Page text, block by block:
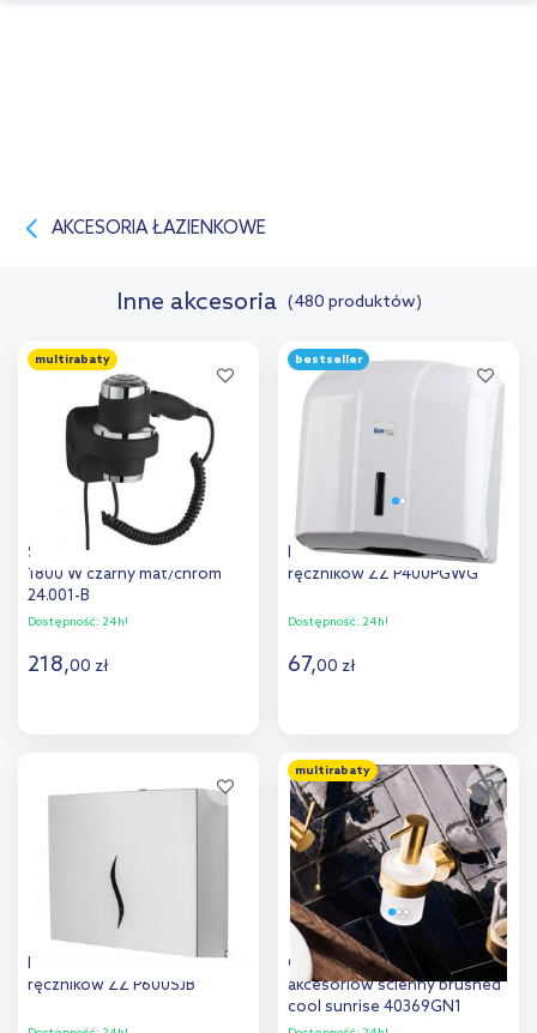
AKCESORIA ŁAZIENKOWE
Inne akcesoria (480 produktów)
multirabaty
Stella suszarka do włosów
1800 W czarny mat/chrom
24.001-B
Dostępność: 24h!
218,00 zł
bestseller
Faneco Pop podajnik
ręczników ZZ P400PGWG
Dostępność: 24h!
67,00 zł
Dodaj do
porównania
Faneco Hit podajnik
ręczników ZZ P600SJB
multirabaty
Grohe Essentials uchwyt do
akcesoriów ścienny brushed
cool sunrise 40369GN1